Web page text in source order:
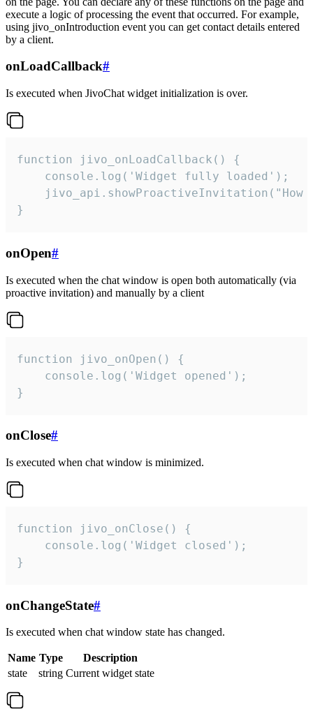
execute a logic of processing the event that occurred. For example,
using jivo_onIntroduction event you can get contact details entered
by a client.
onLoadCallback#
Is executed when JivoChat widget initialization is over.
function jivo_onLoadCallback() {
    console.log('Widget fully loaded');
jivo_api.showProactiveInvitation("How
}
onOpen#
Is executed when the chat window is open both automatically (via
proactive invitation) and manually by a client
function jivo_onOpen() {
    console.log('Widget opened');
}
onClose#
Is executed when chat window is minimized.
function jivo_onClose() {
    console.log('Widget closed');
}
onChangeState#
Is executed when chat window state has changed.
Name Type
Description
state
string Current widget state